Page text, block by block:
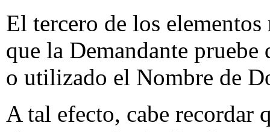
El tercero de los
que la Demandante
o utilizado el Nombre de
A tal efecto, cabe recordar